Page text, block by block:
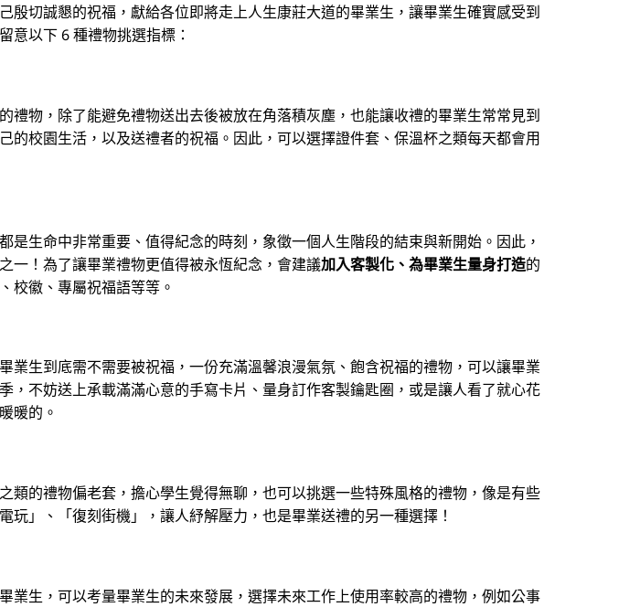
殷切誠懇的祝福，獻給各位即將走上人生康莊大道的畢業生，讓畢業生確實感受到
意以下 6 種禮物挑選指標：
禮物，除了能避免禮物送出去後被放在角落積灰塵，也能讓收禮的畢業生常常見到
的校園生活，以及送禮者的祝福。因此，可以選擇證件套、保溫杯之類每天都會用
是生命中非常重要、值得紀念的時刻，象徵一個人生階段的結束與新開始。因此，
一！為了讓畢業禮物更值得被永恆紀念，會建議加入客製化、為畢業生量身打造的
校徽、專屬祝福語等等。
業生到底需不需要被祝福，一份充滿溫馨浪漫氣氛、飽含祝福的禮物，可以讓畢業
，不妨送上承載滿滿心意的手寫卡片、量身訂作客製鑰匙圈，或是讓人看了就心花
暖的。
類的禮物偏老套，擔心學生覺得無聊，也可以挑選一些特殊風格的禮物，像是有些
玩」、「復刻街機」，讓人紓解壓力，也是畢業送禮的另一種選擇！
業生，可以考量畢業生的未來發展，選擇未來工作上使用率較高的禮物，例如公事